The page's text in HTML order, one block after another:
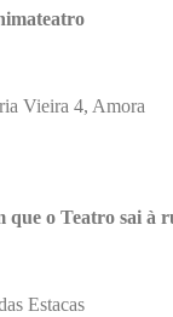
Vieira 4, Amora
o Teatro sai à
Estacas